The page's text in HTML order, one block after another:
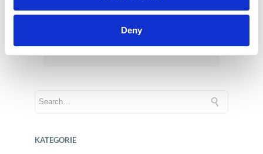
Deny
KATEGORIE